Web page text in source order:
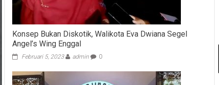
Konsep Bukan Diskotik, Walikota Eva Dwiana Segel
Angel’s Wing Enggal
Februari 5, 2023 admin 0